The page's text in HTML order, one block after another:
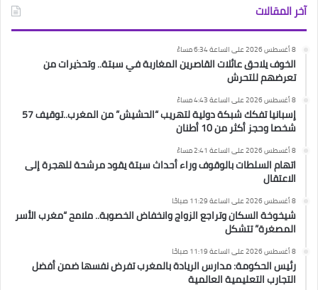
آخر المقالات
8 أغسطس 2026 على الساعة 6:34 مساءً
الخوف يلاحق عائلات القاصرين المغاربة في سبتة.. وتحذيرات من
تعرضهم للتحرش
8 أغسطس 2026 على الساعة 4:43 مساءً
إسبانيا تفكك شبكة دولية لتهريب “الحشيش” من المغرب..توقيف 57
شخصا وحجز أكثر من 10 أطنان
8 أغسطس 2026 على الساعة 2:41 مساءً
اتهام السلطات بالوقوف وراء أحداث سبتة يقود مرشحة للهجرة إلى
الاعتقال
8 أغسطس 2026 على الساعة 11:29 صباحًا
شيخوخة السكان وتراجع الزواج وانخفاض الخصوبة.. ملامح “مغرب الأسر
المصغرة” تتشكل
8 أغسطس 2026 على الساعة 11:19 صباحًا
رئيس الحكومة: مدارس الريادة بالمغرب تفرض نفسها ضمن أفضل
التجارب التعليمية العالمية